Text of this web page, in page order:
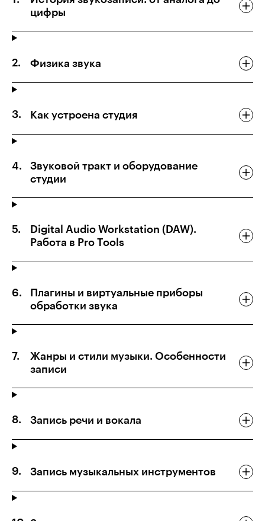
цифры
Физика звука
Как устроена студия
Звуковой тракт и оборудование
студии
Digital Audio Workstation (DAW).
Работа в Pro Tools
Плагины и виртуальные приборы
обработки звука
Жанры и стили музыки. Особенности
записи
Запись речи и вокала
Запись музыкальных инструментов